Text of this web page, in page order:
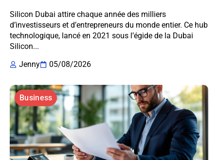
Silicon Dubai attire chaque année des milliers
d’investisseurs et d’entrepreneurs du monde entier. Ce hub
technologique, lancé en 2021 sous l’égide de la Dubai
Silicon...
Jenny
05/08/2026
Business